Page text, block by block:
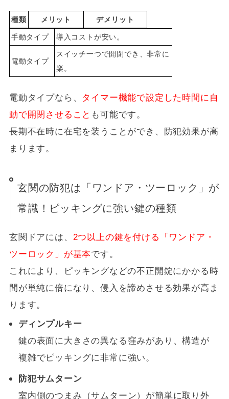
種類 メリット デメリット
手動タイプ 導入コストが安い。
電動タイプ
スイッチ一つで開閉でき、非常に
楽。
電動タイプなら、 タイマー機能で設定した時間に自
動で開閉させること も可能です。
長期不在時に在宅を装うことができ、防犯効果が高
まります。
玄関の防犯は「ワンドア・ツーロック」が
常識！ピッキングに強い鍵の種類
玄関ドアには、 2つ以上の鍵を付ける「ワンドア・
ツーロック」が基本です。
これにより、ピッキングなどの不正開錠にかかる時
間が単純に倍になり、侵入を諦めさせる効果が高ま
ります。
ディンプルキー
鍵の表面に大きさの異なる窪みがあり、構造が
複雑でピッキングに非常に強い。
防犯サムターン
室内側のつまみ（サムターン）が簡単に取り外